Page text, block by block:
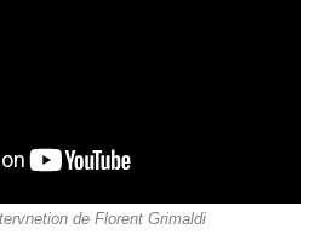
de Florent Grimaldi